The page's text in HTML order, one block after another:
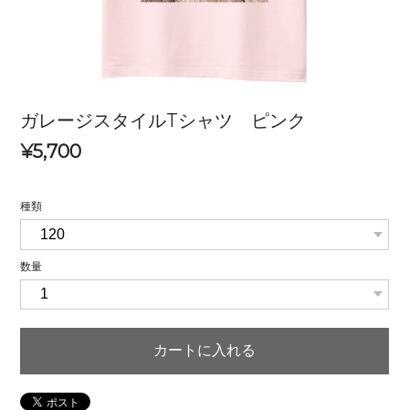
ガレージスタイルTシャツ ピンク
¥5,700
種類
数量
カートに入れる